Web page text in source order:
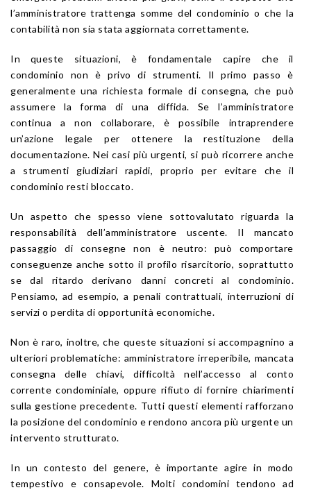
l’amministratore trattenga somme del condominio o che la
contabilità non sia stata aggiornata correttamente.
In queste situazioni, è fondamentale capire che il
condominio non è privo di strumenti. Il primo passo è
generalmente una richiesta formale di consegna, che può
assumere la forma di una diffida. Se l’amministratore
continua a non collaborare, è possibile intraprendere
un’azione legale per ottenere la restituzione della
documentazione. Nei casi più urgenti, si può ricorrere anche
a strumenti giudiziari rapidi, proprio per evitare che il
condominio resti bloccato.
Un aspetto che spesso viene sottovalutato riguarda la
responsabilità dell’amministratore uscente. Il mancato
passaggio di consegne non è neutro: può comportare
conseguenze anche sotto il profilo risarcitorio, soprattutto
se dal ritardo derivano danni concreti al condominio.
Pensiamo, ad esempio, a penali contrattuali, interruzioni di
servizi o perdita di opportunità economiche.
Non è raro, inoltre, che queste situazioni si accompagnino a
ulteriori problematiche: amministratore irreperibile, mancata
consegna delle chiavi, difficoltà nell’accesso al conto
corrente condominiale, oppure rifiuto di fornire chiarimenti
sulla gestione precedente. Tutti questi elementi rafforzano
la posizione del condominio e rendono ancora più urgente un
intervento strutturato.
In un contesto del genere, è importante agire in modo
tempestivo e consapevole. Molti condomini tendono ad